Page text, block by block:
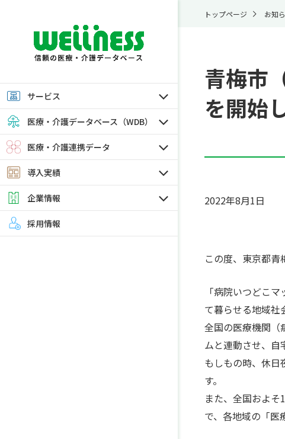
サービス
医療・介護データベース（WDB）
医療・介護連携データ
導入実績
企業情報
採用情報
トップページ お知
青梅市
を開始
2022年8月1日
この度、東京都青
「病院いつどこ
て暮らせる地域社
全国の医療機関（
ムと連動させ、自
もしもの時、休日
す。
また、全国およ
で、各地域の「医